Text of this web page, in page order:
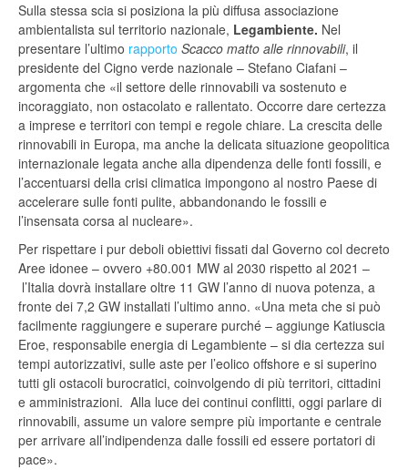
Sulla stessa scia si posiziona la più diffusa associazione
ambientalista sul territorio nazionale, Legambiente. Nel
presentare l’ultimo rapporto Scacco matto alle rinnovabili, il
presidente del Cigno verde nazionale – Stefano Ciafani –
argomenta che «il settore delle rinnovabili va sostenuto e
incoraggiato, non ostacolato e rallentato. Occorre dare certezza
a imprese e territori con tempi e regole chiare. La crescita delle
rinnovabili in Europa, ma anche la delicata situazione geopolitica
internazionale legata anche alla dipendenza delle fonti fossili, e
l’accentuarsi della crisi climatica impongono al nostro Paese di
accelerare sulle fonti pulite, abbandonando le fossili e
l’insensata corsa al nucleare».
Per rispettare i pur deboli obiettivi fissati dal Governo col decreto
Aree idonee – ovvero +80.001 MW al 2030 rispetto al 2021 –
l’Italia dovrà installare oltre 11 GW l’anno di nuova potenza, a
fronte dei 7,2 GW installati l’ultimo anno. «Una meta che si può
facilmente raggiungere e superare purché – aggiunge Katiuscia
Eroe, responsabile energia di Legambiente – si dia certezza sui
tempi autorizzativi, sulle aste per l’eolico offshore e si superino
tutti gli ostacoli burocratici, coinvolgendo di più territori, cittadini
e amministrazioni. Alla luce dei continui conflitti, oggi parlare di
rinnovabili, assume un valore sempre più importante e centrale
per arrivare all’indipendenza dalle fossili ed essere portatori di
pace».